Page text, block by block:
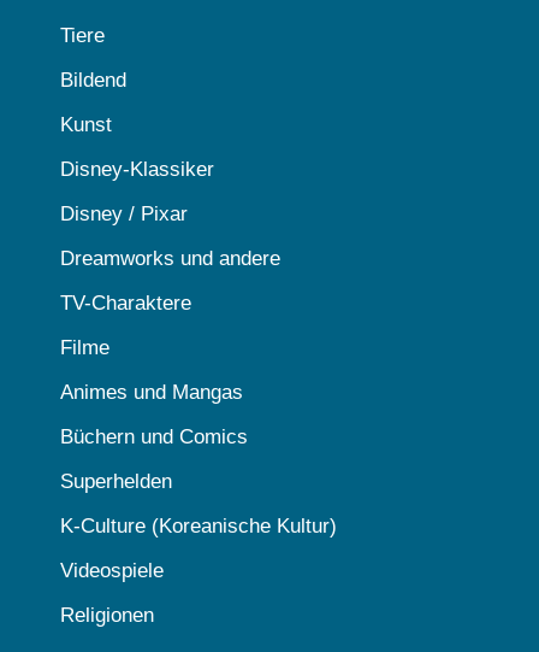
Tiere
Bildend
Kunst
Disney-Klassiker
Disney / Pixar
Dreamworks und andere
TV-Charaktere
Filme
Animes und Mangas
Büchern und Comics
Superhelden
K-Culture (Koreanische Kultur)
Videospiele
Religionen